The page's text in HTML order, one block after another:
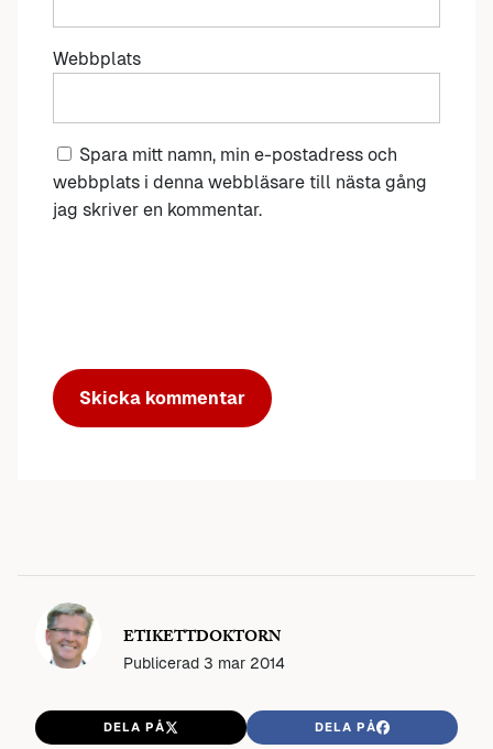
Webbplats
Spara mitt namn, min e-postadress och
webbplats i denna webbläsare till nästa gång
jag skriver en kommentar.
ETIKETTDOKTORN
Publicerad 3 mar 2014
DELA PÅ DELA PÅ